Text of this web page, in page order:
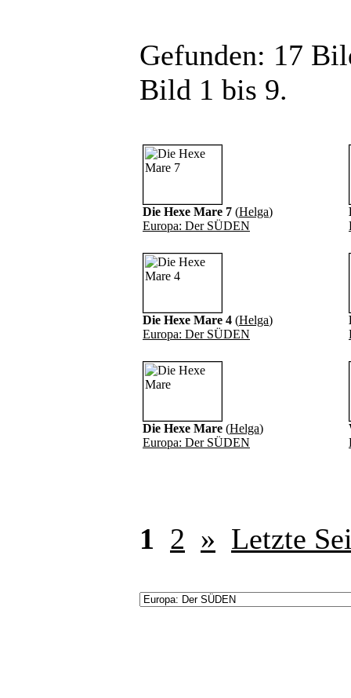
Gefunden: 17
Bild 1 bis 9.
Die Hexe Mare 7 (Helga)
Europa: Der SÜDEN
Die Hexe Mare 4 (Helga)
Europa: Der SÜDEN
Die Hexe Mare (Helga)
Europa: Der SÜDEN
1 2 » Letzte